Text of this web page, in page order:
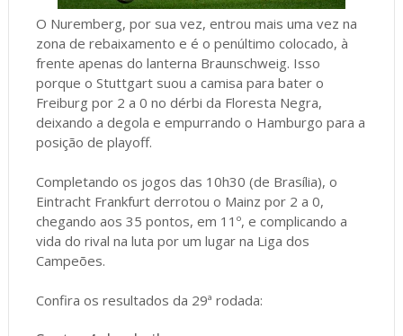
O Nuremberg, por sua vez, entrou mais uma vez na
zona de rebaixamento e é o penúltimo colocado, à
frente apenas do lanterna Braunschweig. Isso
porque o Stuttgart suou a camisa para bater o
Freiburg por 2 a 0 no dérbi da Floresta Negra,
deixando a degola e empurrando o Hamburgo para a
posição de playoff.
Completando os jogos das 10h30 (de Brasília), o
Eintracht Frankfurt derrotou o Mainz por 2 a 0,
chegando aos 35 pontos, em 11º, e complicando a
vida do rival na luta por um lugar na Liga dos
Campeões.
Confira os resultados da 29ª rodada: